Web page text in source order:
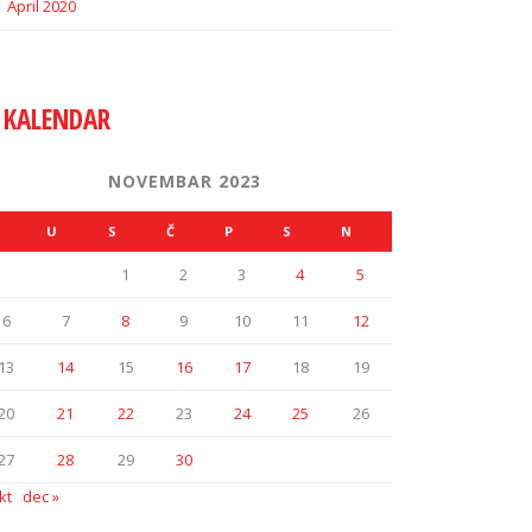
April 2020
KALENDAR
NOVEMBAR 2023
U S Č P S N
1 2 3 4 5
6 7 8 9 10 11 12
13 14 15 16 17 18 19
21 22 23 24 25 26
28 29
30
dec »